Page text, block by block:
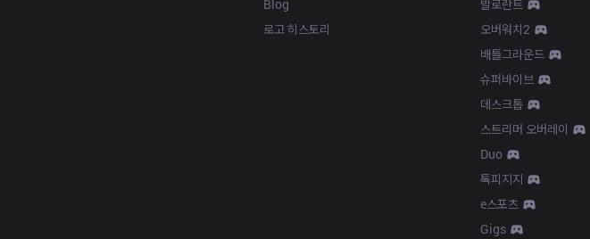
Blog
로고 히스토리
발로란트
오버워치2
배틀그라운드
슈퍼바이브
데스크톱
스트리머 오버레이
Duo
톡피지지
e스포츠
Gigs